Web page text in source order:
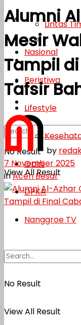
Lifestyle
Opini
DPKA
Nanggroe TV
No Result
View All Result
Lintas
Nasional
Peristiwa
Lifestyle
Opini
DPKA
Nanggroe TV
No Result
View All Result
Alumni
Mesir
Tampil
Tafsir
by
7 November 2025
inAceh Besar